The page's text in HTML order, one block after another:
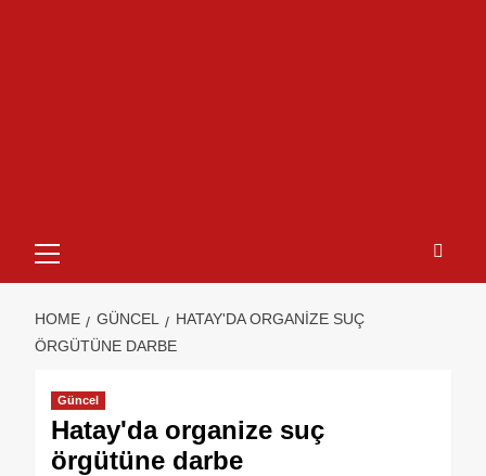
HOME GÜNCEL
HATAY'DA ORGANIZE SUÇ
ÖRGÜTÜNE DARBE
Güncel
Hatay'da organize suç
örgütüne darbe